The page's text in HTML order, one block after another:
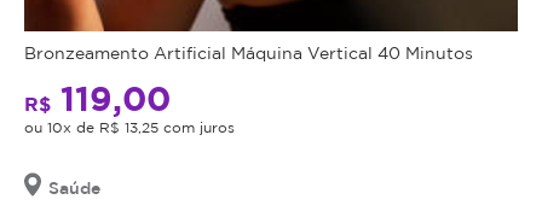
Regras
da
Oferta
Bronzeamento Artificial Máquina Vertical 40 Minutos
R$ 119,00
ou 10x de R$ 13,25 com juros
Saúde